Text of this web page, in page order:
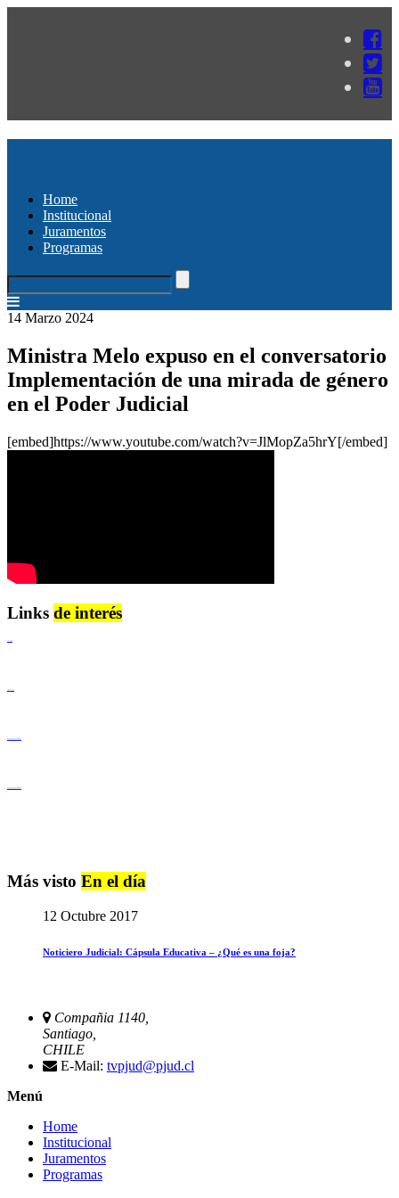
Home
Institucional
Juramentos
Programas
14 Marzo 2024
Ministra Melo expuso en el conversatorio
Implementación de una mirada de género
en el Poder Judicial
[embed]https://www.youtube.com/watch?v=JlMopZa5hrY[/embed]
Links de interés
Más visto En el día
12 Octubre 2017
Noticiero Judicial: Cápsula Educativa – ¿Qué es una foja?
Compañia 1140,
Santiago,
CHILE
E-Mail: tvpjud@pjud.cl
Menú
Home
Institucional
Juramentos
Programas